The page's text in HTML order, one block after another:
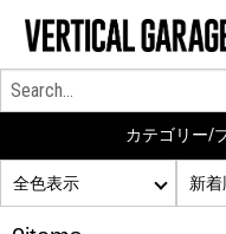
カテゴリー/
全色表示 新着